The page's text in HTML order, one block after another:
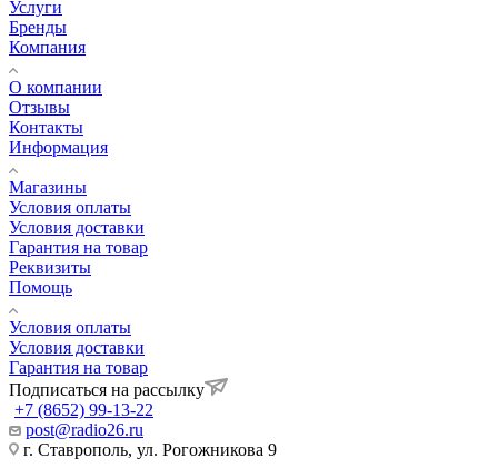
Услуги
Бренды
Компания
О компании
Отзывы
Контакты
Информация
Магазины
Условия оплаты
Условия доставки
Гарантия на товар
Реквизиты
Помощь
Условия оплаты
Условия доставки
Гарантия на товар
Подписаться на рассылку
+7 (8652) 99-13-22
post@radio26.ru
г. Ставрополь, ул. Рогожникова 9